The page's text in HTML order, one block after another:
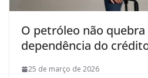
O petróleo não quebra
dependência do
25 de março de 2026